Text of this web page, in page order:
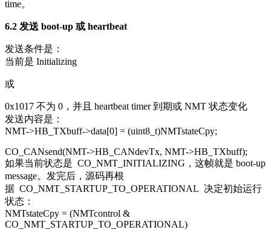
time。
6.2 发送 boot-up 或 heartbeat
发送条件是：
当前是 Initializing
或
0x1017 不为 0，并且 heartbeat timer 到期或 NMT 状态变化
发送内容是：
NMT->HB_TXbuff->data[0] = (uint8_t)NMTstateCpy;
CO_CANsend(NMT->HB_CANdevTx, NMT->HB_TXbuff);
如果当前状态是 CO_NMT_INITIALIZING ，这帧就是 boot-up
message。发完后，源码再根
据 CO_NMT_STARTUP_TO_OPERATIONAL 决定初始运行
状态：
NMTstateCpy = (NMTcontrol &
CO_NMT_STARTUP_TO_OPERATIONAL)